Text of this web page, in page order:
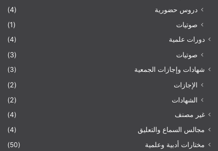
دروس حضورية
(4)
صوتيات
(1)
دورات علمية (4)
صوتيات (3)
شهادات وإجازات الجمعية (3)
الإجازات
(2)
الشهادات
(2)
غير مصنف
(4)
مجالس السماع والتعليق
(4)
مختارات أدبية وعلمية
(50)